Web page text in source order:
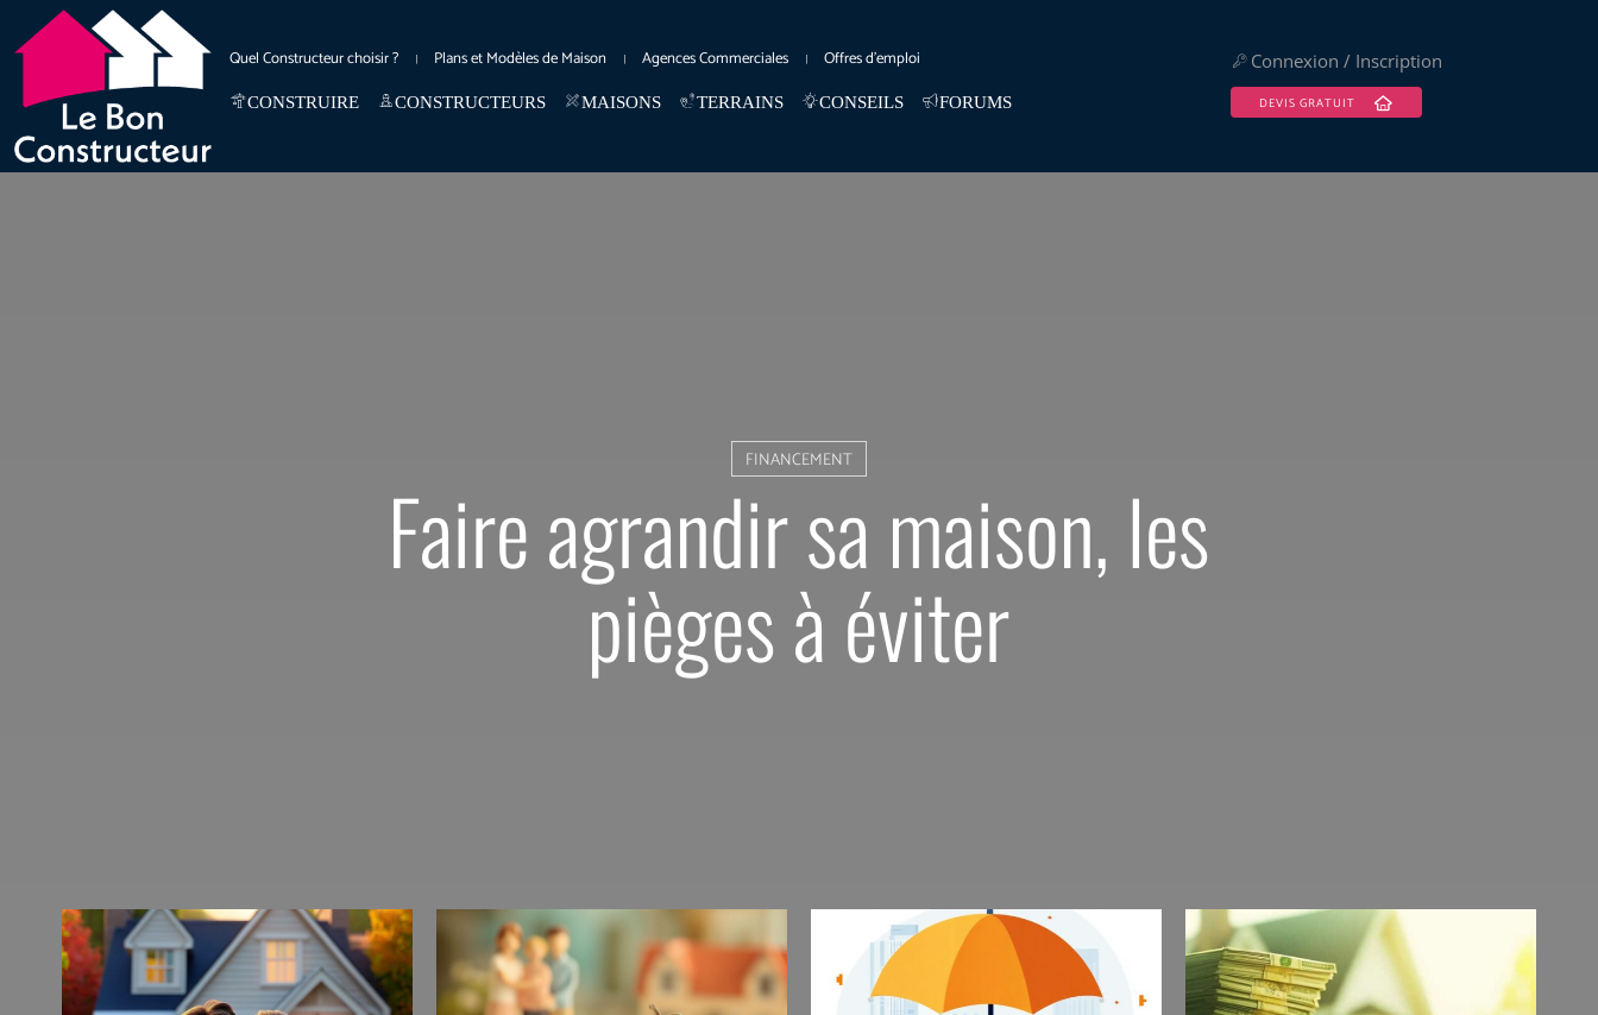
Quel Constructeur choisir ? Plans et Modèles de Maison Agences Commerciales Offres d’emploi Connexion / Inscription
CONSTRUIRE CONSTRUCTEURS MAISONS TERRAINS CONSEILS FORUMS DEVIS GRATUIT
FINANCEMENT
Faire agrandir sa maison, les
pièges à éviter